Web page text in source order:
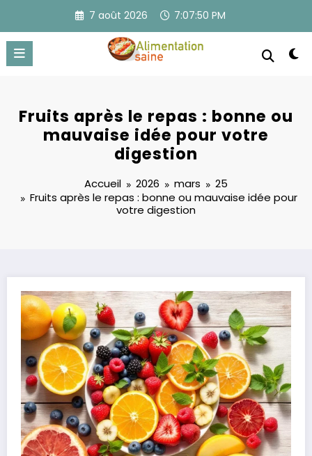
contenu
7 août 2026 7:07:51 PM
Fruits après le repas : bonne ou
mauvaise idée pour votre
digestion
Accueil 2026 mars
25
Fruits après le repas : bonne ou mauvaise idée pour
votre digestion